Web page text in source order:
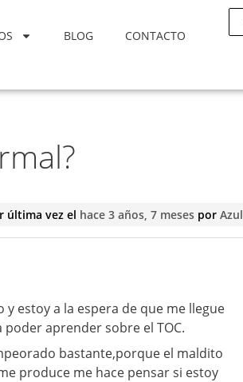
BLOG CONTACTO
última vez el hace 3 años, 7 meses por Azul
estoy a la espera de que me llegue
aprender sobre el TOC.
bastante,porque el maldito
produce me hace pensar si estoy